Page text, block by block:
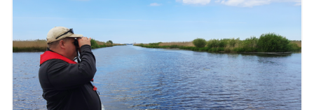
reagointimekanismeja Itämeren alueella. Keskusta
rahoitetaan 2,5 miljoonalla eurolla. Hankkeella
vahvistetaan kansallisia ja rajat ylittäviä
turvaoperaatiokeskuksia, kehitetään alustoja
tiedonvaihtoon sekä parannetaan valmiuksia havaita ja
ehkäistä kriittiseen